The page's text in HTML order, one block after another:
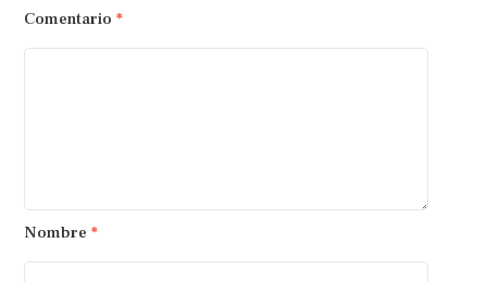
Comentario *
Nombre *